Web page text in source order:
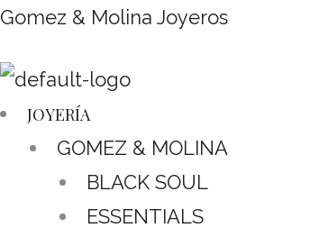
Gomez & Molina Joyeros
JOYERÍA
GOMEZ & MOLINA
BLACK SOUL
ESSENTIALS